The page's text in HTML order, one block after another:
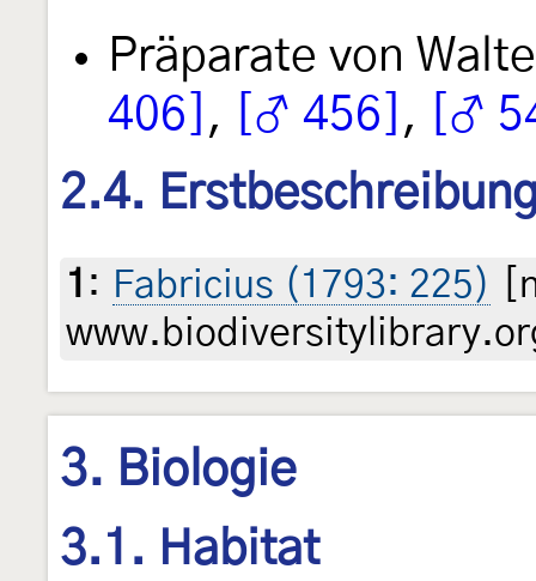
Präparate von
406] , [♂ 456] , [♂
2.4.
1 : Fabricius (1793: 225)
3. Biologie
3.1. Habitat